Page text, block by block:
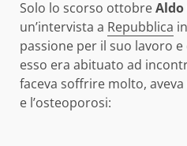
Solo lo scorso ottobreAldo
un’intervista a Repubblica
passione per il suo lavoro
esso era abituato ad
faceva soffrire molto, aveva
e l’osteoporosi: